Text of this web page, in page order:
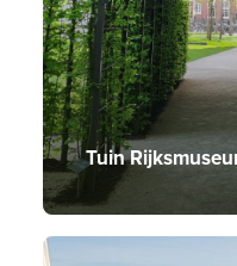
Tuin